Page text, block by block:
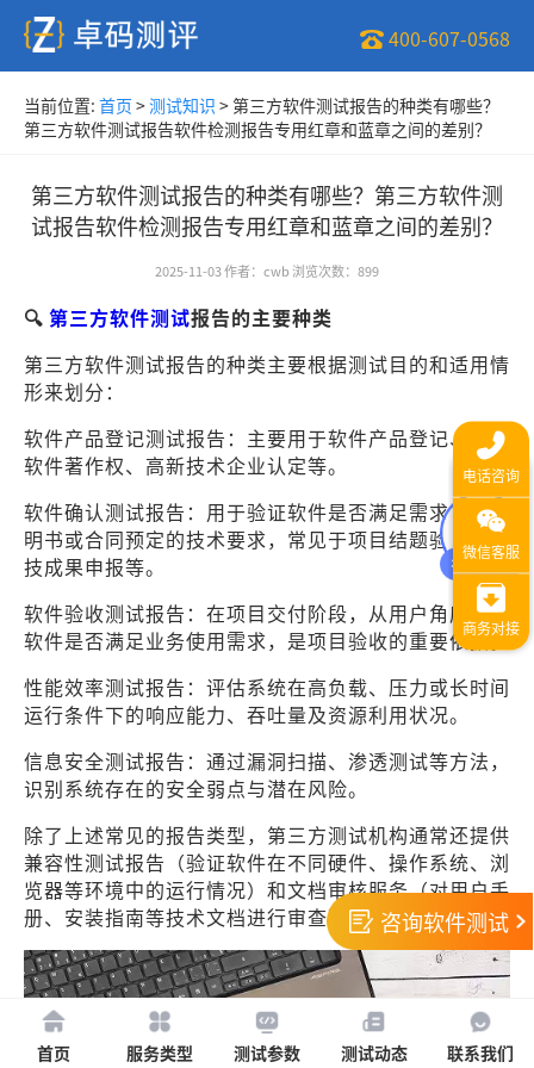
400-607-0568
当前位置: 首页 >测试知识 >第三方软件测试报告的种类有哪些？
第三方软件测试报告软件检测报告专用红章和蓝章之间的差别？
第三方软件测试报告的种类有哪些？第三方软件测
试报告软件检测报告专用红章和蓝章之间的差别？
2025-11-03作者： cwb 浏览次数： 899
🔍 第三方软件测试报告的主要种类
第三方软件测试报告的种类主要根据测试目的和适用情
形来划分：
软件产品登记测试报告：主要用于软件产品登记、申请
软件著作权、高新技术企业认定等。
软件确认测试报告：用于验证软件是否满足需求规格说
明书或合同预定的技术要求，常见于项目结题验收、科
技成果申报等。
软件验收测试报告：在项目交付阶段，从用户角度确认
软件是否满足业务使用需求，是项目验收的重要依据。
性能效率测试报告：评估系统在高负载、压力或长时间
运行条件下的响应能力、吞吐量及资源利用状况。
信息安全测试报告：通过漏洞扫描、渗透测试等方法，
识别系统存在的安全弱点与潜在风险。
除了上述常见的报告类型，第三方测试机构通常还提供
兼容性测试报告（验证软件在不同硬件、操作系统、浏
览器等环境中的运行情况）和文档审核服务（对用户手
册、安装指南等技术文档进行审查）。 咨询软件测试
首页 服务类型 测试参数 测试动态 联系我们